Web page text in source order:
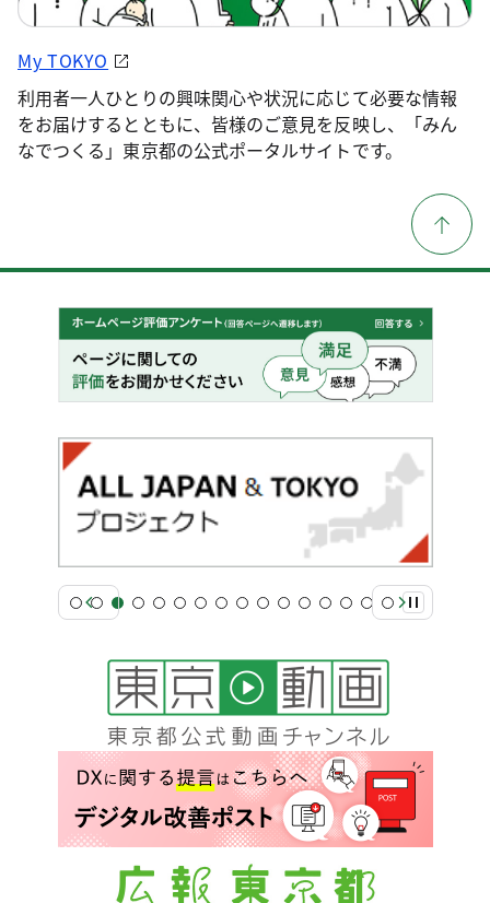
My TOKYO
利用者一人ひとりの興味関心や状況に応じて必要な情報
をお届けするとともに、皆様のご意見を反映し、「みん
なでつくる」東京都の公式ポータルサイトです。